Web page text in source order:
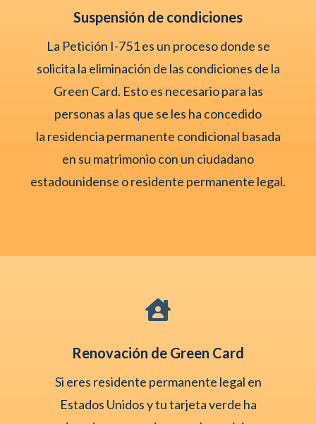
Suspensión de condiciones
La Petición I-751 es un proceso donde se
solicita la eliminación de las condiciones de la
Green Card. Esto es necesario para las
personas a las que se les ha concedido
la residencia permanente condicional basada
en su matrimonio con un ciudadano
estadounidense o residente permanente legal.

Renovación de Green Card
Si eres residente permanente legal en
Estados Unidos y tu tarjeta verde ha